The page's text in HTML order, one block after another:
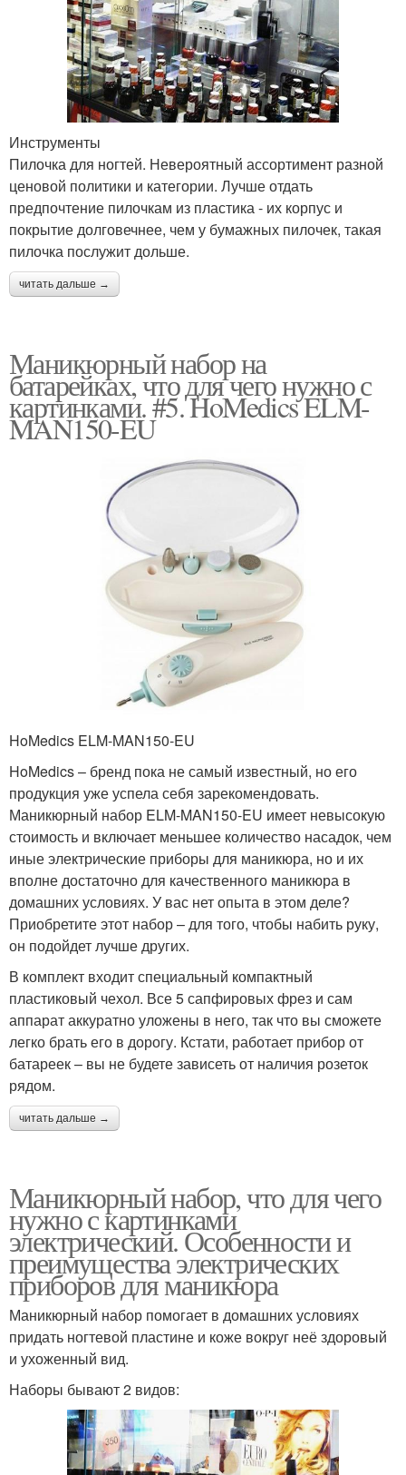
Инструменты
Пилочка для ногтей. Невероятный ассортимент разной
ценовой политики и категории. Лучше отдать
предпочтение пилочкам из пластика - их корпус и
покрытие долговечнее, чем у бумажных пилочек, такая
пилочка послужит дольше.
читать дальше →
Маникюрный набор на
батарейках, что для чего нужно с
картинками. #5. HoMedics ELM-
MAN150-EU
HoMedics ELM-MAN150-EU
HoMedics – бренд пока не самый известный, но его
продукция уже успела себя зарекомендовать.
Маникюрный набор ELM-MAN150-EU имеет невысокую
стоимость и включает меньшее количество насадок, чем
иные электрические приборы для маникюра, но и их
вполне достаточно для качественного маникюра в
домашних условиях. У вас нет опыта в этом деле?
Приобретите этот набор – для того, чтобы набить руку,
он подойдет лучше других.
В комплект входит специальный компактный
пластиковый чехол. Все 5 сапфировых фрез и сам
аппарат аккуратно уложены в него, так что вы сможете
легко брать его в дорогу. Кстати, работает прибор от
батареек – вы не будете зависеть от наличия розеток
рядом.
читать дальше →
Маникюрный набор, что для чего
нужно с картинками
электрический. Особенности и
преимущества электрических
приборов для маникюра
Маникюрный набор помогает в домашних условиях
придать ногтевой пластине и коже вокруг неё здоровый
и ухоженный вид.
Наборы бывают 2 видов: